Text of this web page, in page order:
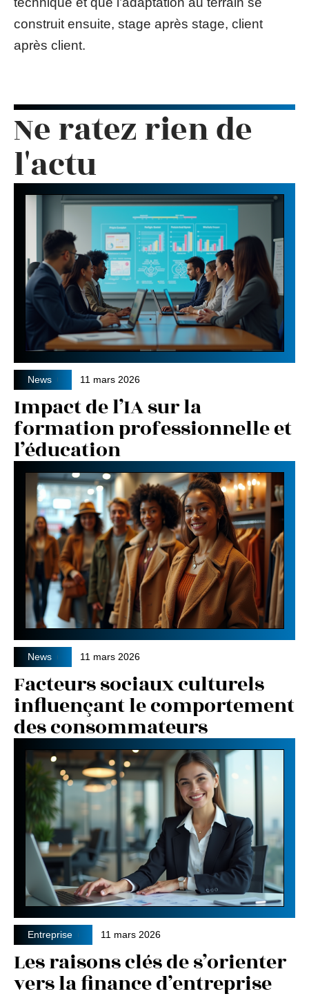
construit ensuite, stage après stage, client
après client.
Ne ratez rien de
l'actu
News 11 mars 2026
Impact de l’IA sur la
formation professionnelle et
l’éducation
News 11 mars 2026
Facteurs sociaux culturels
influençant le comportement
des consommateurs
Entreprise 11 mars 2026
Les raisons clés de s’orienter
vers la finance d’entreprise